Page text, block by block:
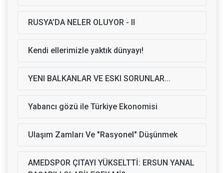
RUSYA’DA NELER OLUYOR - II
Kendi ellerimizle yaktık dünyayı!
YENI BALKANLAR VE ESKI SORUNLAR...
Yabancı gözü ile Türkiye Ekonomisi
Ulaşım Zamları Ve "Rasyonel" Düşünmek
AMEDSPOR ÇITAYI YÜKSELTTİ: ERSUN YANAL